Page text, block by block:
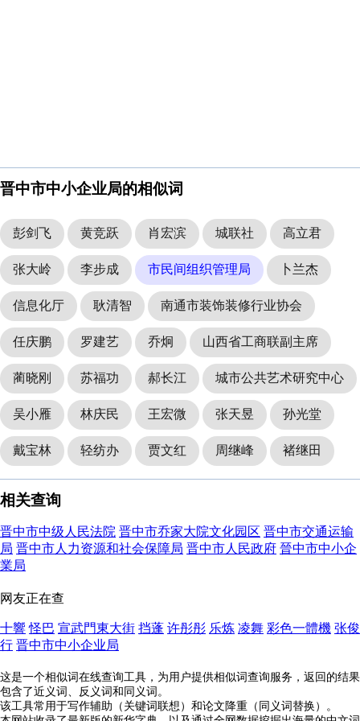
晋中市中小企业局的相似词
彭剑飞 黄竞跃 肖宏滨 城联社 高立君
张大岭 李步成 市民间组织管理局 卜兰杰
信息化厅 耿清智 南通市装饰装修行业协会
任庆鹏 罗建艺 乔炯 山西省工商联副主席
蔺晓刚 苏福功 郝长江 城市公共艺术研究中心
吴小雁 林庆民 王宏微 张天昱 孙光堂
戴宝林 轻纺办 贾文红 周继峰 褚继田
相关查询
晋中市中级人民法院 晋中市乔家大院文化园区 晋中市交通运输
局 晋中市人力资源和社会保障局 晋中市人民政府 晉中市中小企
業局
网友正在查
十響 怪巴 宣武門東大街 挡蓬 许彤彤 乐炼 凌舞 彩色一體機 张俊
行 晋中市中小企业局
这是一个相似词在线查询工具，为用户提供相似词查询服务，返回的结果
包含了近义词、反义词和同义词。
该工具常用于写作辅助（关键词联想）和论文降重（同义词替换）。